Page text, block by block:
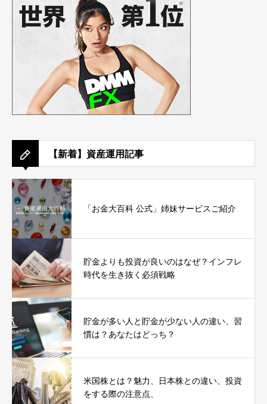
【新着】資産運用記事
「お金大百科 公式」姉妹サービスご紹介
貯金よりも投資が良いのはなぜ？インフレ
時代を生き抜く必須戦略
貯金が多い人と貯金が少ない人の違い、習
慣は？あなたはどっち？
米国株とは？魅力、日本株との違い、投資
をする際の注意点、